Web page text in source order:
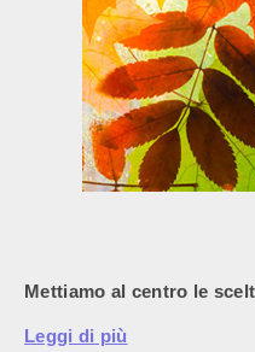
Mettiamo al centro le
Leggi di più